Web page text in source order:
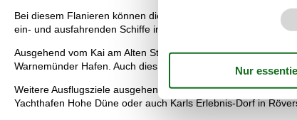
Bei diesem Flanieren können die berühmtesten
ein- und ausfahrenden Schiffe in den Rostocker Hafen
Ausgehend vom Kai am Alten Strom werden zahlreiche
Warnemünder Hafen. Auch dies kann insbesondere für die
Weitere Ausflugsziele ausgehend vom Ferienhaus
Yachthafen Hohe Düne oder auch Karls Erlebnis-Dorf in